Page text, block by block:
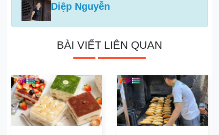
Diệp Nguyễn
BÀI VIẾT LIÊN QUAN